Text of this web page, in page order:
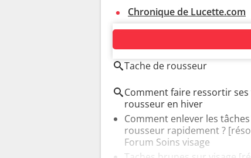
Chronique de Lucette.com
AUTOUR DU MÊME SUJET
Tache de rousseur
Comment faire ressortir ses
rousseur en hiver
Comment enlever les
rousseur rapidement ?
Forum Soins visage